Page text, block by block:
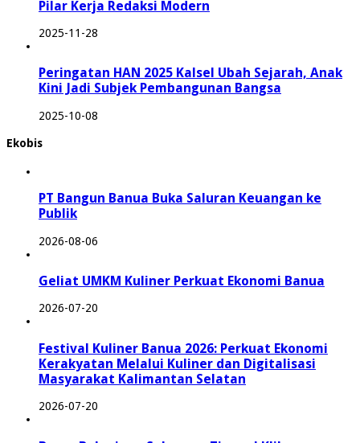
Pilar Kerja Redaksi Modern
2025-11-28
Peringatan HAN 2025 Kalsel Ubah Sejarah, Anak
Kini Jadi Subjek Pembangunan Bangsa
2025-10-08
Ekobis
PT Bangun Banua Buka Saluran Keuangan ke
Publik
2026-08-06
Geliat UMKM Kuliner Perkuat Ekonomi Banua
2026-07-20
Festival Kuliner Banua 2026: Perkuat Ekonomi
Kerakyatan Melalui Kuliner dan Digitalisasi
Masyarakat Kalimantan Selatan
2026-07-20